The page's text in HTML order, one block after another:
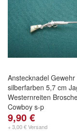
Anstecknadel Gewehr
silberfarben 5,7 cm
Westernreiten
Cowboy s-p
9,90 €
+ 3,00 € Versand